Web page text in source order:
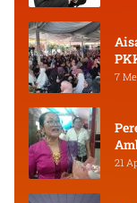
7
21